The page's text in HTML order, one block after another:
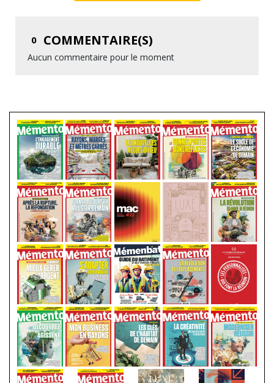
0 COMMENTAIRE(S)
Aucun commentaire pour le moment